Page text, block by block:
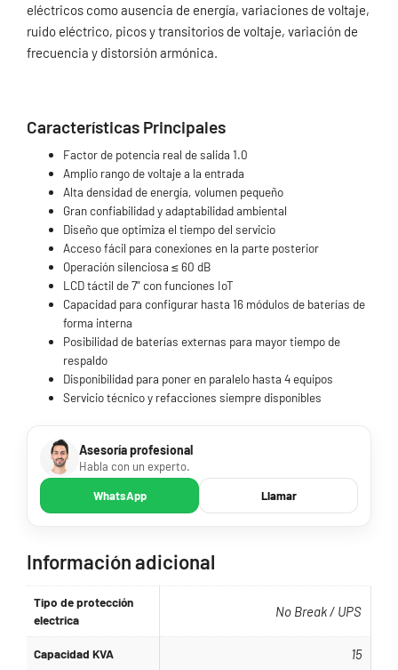
eléctricos como ausencia de energía, variaciones de voltaje,
ruido eléctrico, picos y transitorios de voltaje, variación de
frecuencia y distorsión armónica.
Características Principales
Factor de potencia real de salida 1.0
Amplio rango de voltaje a la entrada
Alta densidad de energía, volumen pequeño
Gran confiabilidad y adaptabilidad ambiental
Diseño que optimiza el tiempo del servicio
Acceso fácil para conexiones en la parte posterior
Operación silenciosa ≤ 60 dB
LCD táctil de 7” con funciones IoT
Capacidad para configurar hasta 16 módulos de baterías de
forma interna
Posibilidad de baterías externas para mayor tiempo de
respaldo
Disponibilidad para poner en paralelo hasta 4 equipos
Servicio técnico y refacciones siempre disponibles
Asesoría profesional
Habla con un experto.
WhatsApp Llamar
Información adicional
Tipo de protección
electrica
No Break / UPS
Capacidad KVA 15